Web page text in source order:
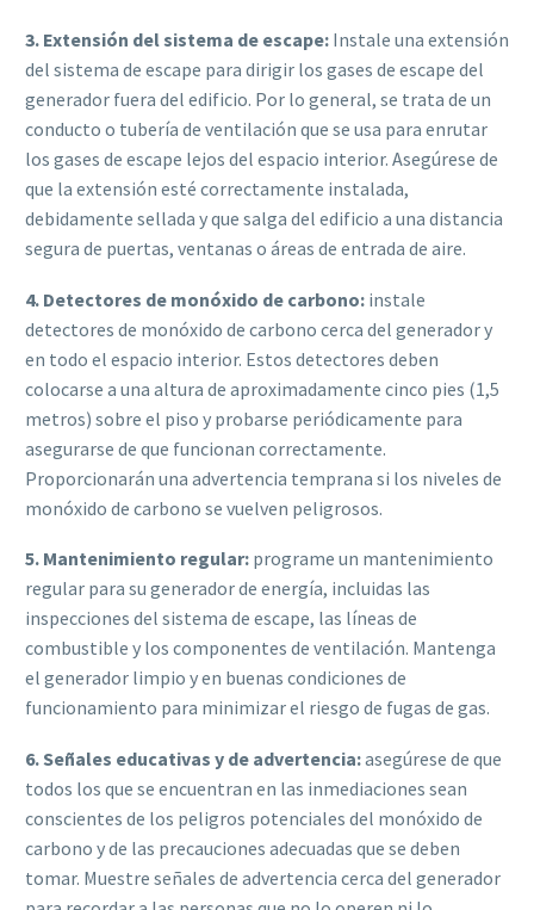
3. Extensión del sistema de escape: Instale una extensión
del sistema de escape para dirigir los gases de escape del
generador fuera del edificio. Por lo general, se trata de un
conducto o tubería de ventilación que se usa para enrutar
los gases de escape lejos del espacio interior. Asegúrese de
que la extensión esté correctamente instalada,
debidamente sellada y que salga del edificio a una distancia
segura de puertas, ventanas o áreas de entrada de aire.
4. Detectores de monóxido de carbono: instale
detectores de monóxido de carbono cerca del generador y
en todo el espacio interior. Estos detectores deben
colocarse a una altura de aproximadamente cinco pies (1,5
metros) sobre el piso y probarse periódicamente para
asegurarse de que funcionan correctamente.
Proporcionarán una advertencia temprana si los niveles de
monóxido de carbono se vuelven peligrosos.
5. Mantenimiento regular: programe un mantenimiento
regular para su generador de energía, incluidas las
inspecciones del sistema de escape, las líneas de
combustible y los componentes de ventilación. Mantenga
el generador limpio y en buenas condiciones de
funcionamiento para minimizar el riesgo de fugas de gas.
6. Señales educativas y de advertencia:asegúrese de que
todos los que se encuentran en las inmediaciones sean
conscientes de los peligros potenciales del monóxido de
carbono y de las precauciones adecuadas que se deben
tomar. Muestre señales de advertencia cerca del generador